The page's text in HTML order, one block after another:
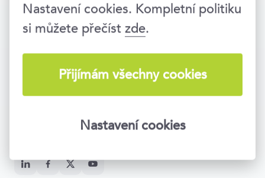
Vzděláváme lidi i firmy už 25 let. Jsme
Group.
Zavolejte nám
Po–Pá 8:30–17:00
Národní 416/37, Praha 1
Nastavení cookies. Kompletní politiku
si můžete přečístzde.
Přijímám všechny cookies
Nastavení cookies